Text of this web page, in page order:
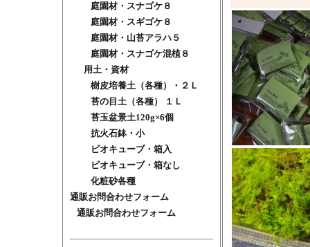
庭園材・スナゴケ８
庭園材・スギゴケ８
庭園材・山苔アラハ５
庭園材・スナゴケ混植８
用土・資材
樹皮培養土（各種）・２Ｌ
苔の目土（各種） １Ｌ
苔玉盆景土120g×6個
抗火石鉢・小
ビオキューブ・箱入
ビオキューブ・箱なし
化粧砂各種
通販お問合わせフォーム
通販お問合わせフォーム